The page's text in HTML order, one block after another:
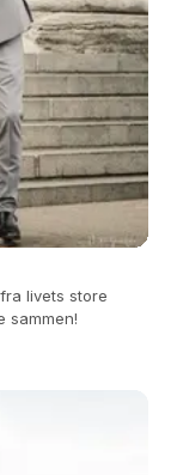
livets store
sammen!